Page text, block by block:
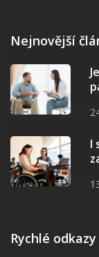
Nejnovější
I
Rychlé odkazy